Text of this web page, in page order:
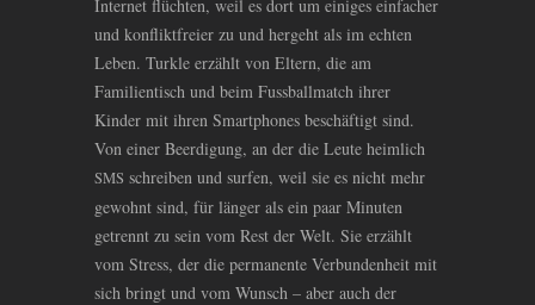
Internet flüchten, weil es dort um einiges einfacher
und konfliktfreier zu und hergeht als im echten
Leben. Turkle erzählt von Eltern, die am
Familientisch und beim Fussballmatch ihrer
Kinder mit ihren Smartphones beschäftigt sind.
Von einer Beerdigung, an der die Leute heimlich
SMS schreiben und surfen, weil sie es nicht mehr
gewohnt sind, für länger als ein paar Minuten
getrennt zu sein vom Rest der Welt. Sie erzählt
vom Stress, der die permanente Verbundenheit mit
sich bringt und vom Wunsch – aber auch der